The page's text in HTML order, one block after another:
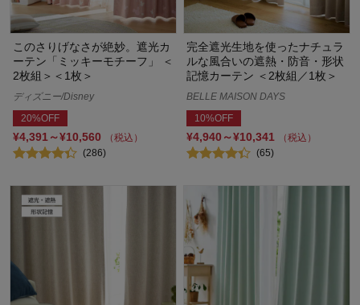
このさりげなさが絶妙。遮光カ
ーテン「ミッキーモチーフ」 ＜
2枚組＞＜1枚＞
ディズニー/Disney
20%OFF
¥4,391～¥10,560
（税込）
(286)
完全遮光生地を使ったナチュラ
ルな風合いの遮熱・防音・形状
記憶カーテン ＜2枚組／1枚＞
BELLE MAISON DAYS
10%OFF
¥4,940～¥10,341
（税込）
(65)